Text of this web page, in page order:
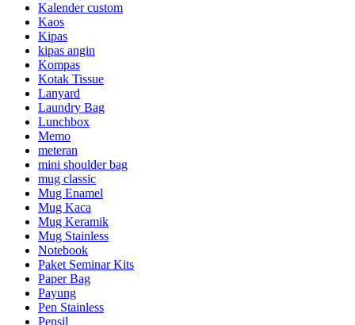
Kalender custom
Kaos
Kipas
kipas angin
Kompas
Kotak Tissue
Lanyard
Laundry Bag
Lunchbox
Memo
meteran
mini shoulder bag
mug classic
Mug Enamel
Mug Kaca
Mug Keramik
Mug Stainless
Notebook
Paket Seminar Kits
Paper Bag
Payung
Pen Stainless
Pensil